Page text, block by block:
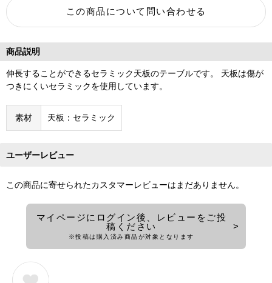
商品説明
伸長することができるセラミック天板のテーブルです。 天板は傷が
つきにくいセラミックを使用しています。
素材 天板：セラミック
ユーザーレビュー
この商品に寄せられたカスタマーレビューはまだありません。
マイページにログイン後、レビューをご投
稿ください
※投稿は購入済み商品が対象となります